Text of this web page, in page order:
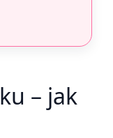
– jak